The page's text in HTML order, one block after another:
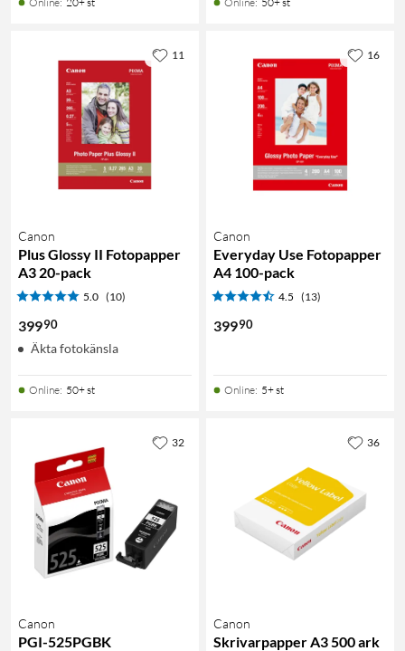
Canon
Plus Glossy II Fotopapper
A3 20-pack
5.0 (10)
39990
Äkta fotokänsla
Online: 50+ st
11
Canon
Everyday Use Fotopapper
A4 100-pack
4.5 (13)
39990
Online: 5+ st
16
Canon
PGI-525PGBK
32
Canon
Skrivarpapper A3 500 ark
36